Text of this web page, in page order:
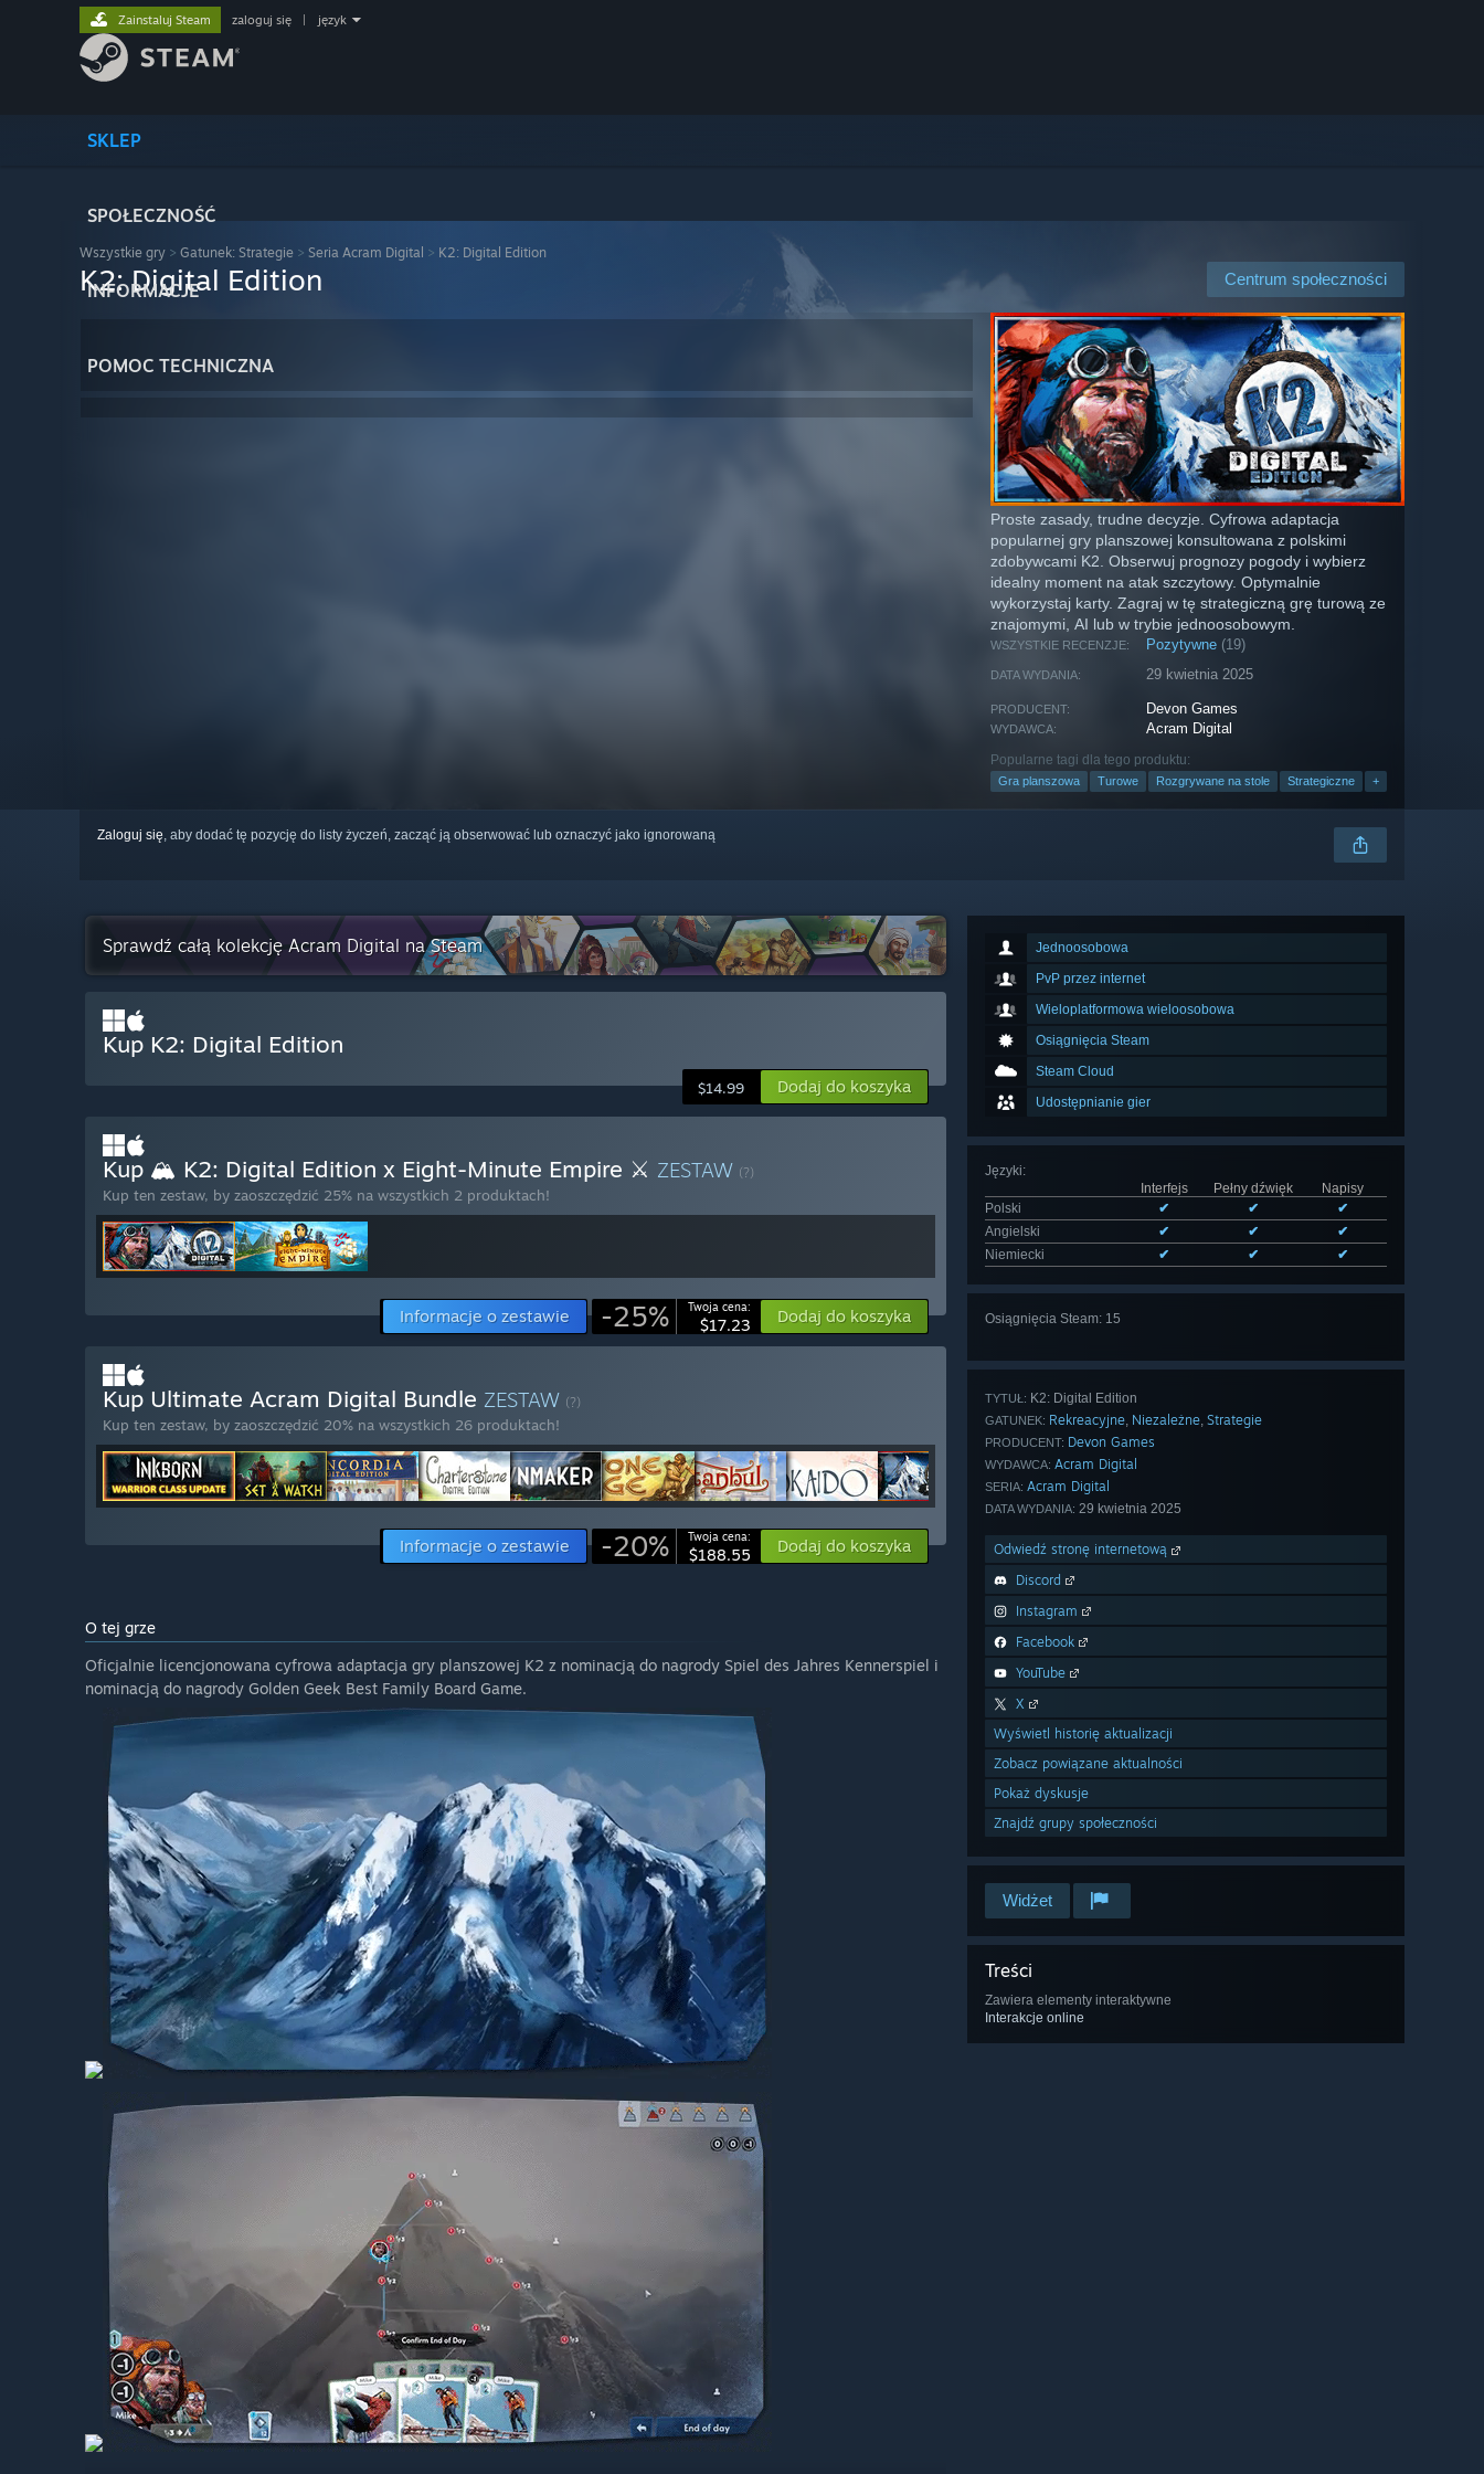
SKLEP
SPOŁECZNOŚĆ
INFORMACJE
POMOC TECHNICZNA
Zainstaluj Steam zaloguj się język
Wszystkie gry > Gatunek: Strategie > Seria Acram Digital > K2: Digital Edition
Centrum społeczności
K2: Digital Edition
Proste zasady, trudne decyzje. Cyfrowa adaptacja
popularnej gry planszowej konsultowana z polskimi
zdobywcami K2. Obserwuj prognozy pogody i wybierz
idealny moment na atak szczytowy. Optymalnie
wykorzystaj karty. Zagraj w tę strategiczną grę turową ze
znajomymi, AI lub w trybie jednoosobowym.
WSZYSTKIE RECENZJE: Pozytywne (19)
DATA WYDANIA: 29 kwietnia 2025
PRODUCENT: Devon Games
WYDAWCA: Acram Digital
Popularne tagi dla tego produktu:
Gra planszowa Turowe Rozgrywane na stole Strategiczne +
Zaloguj się, aby dodać tę pozycję do listy życzeń, zacząć ją obserwować lub oznaczyć jako ignorowaną
Jednoosobowa
PvP przez internet
Wieloplatformowa wieloosobowa
Osiągnięcia Steam
Steam Cloud
Udostępnianie gier
Języki:
Interfejs
Pełny dźwięk
Napisy
Polski
✔ ✔
✔
Angielski
✔ ✔
✔
Niemiecki
✔ ✔ ✔
Osiągnięcia Steam: 15
TYTUŁ: K2: Digital Edition
GATUNEK: Rekreacyjne, Niezależne, Strategie
PRODUCENT: Devon Games
WYDAWCA: Acram Digital
SERIA: Acram Digital
DATA WYDANIA: 29 kwietnia 2025
Odwiedź stronę internetową
Discord
Instagram
Facebook
YouTube
X
Wyświetl historię aktualizacji
Zobacz powiązane aktualności
Pokaż dyskusje
Znajdź grupy społeczności
Widżet
Treści
Zawiera elementy interaktywne
Interakcje online
Sprawdź całą kolekcję Acram Digital na Steam
Kup K2: Digital Edition
$14.99 Dodaj do koszyka
Kup 🏔️ K2: Digital Edition x Eight-Minute Empire ⚔ ZESTAW (?)
Kup ten zestaw, by zaoszczędzić 25% na wszystkich 2 produktach!
Informacje o zestawie -25% Twoja cena:
$17.23 Dodaj do koszyka
Kup Ultimate Acram Digital Bundle ZESTAW (?)
Kup ten zestaw, by zaoszczędzić 20% na wszystkich 26 produktach!
Informacje o zestawie -20% Twoja cena:
$188.55 Dodaj do koszyka
O tej grze
Oficjalnie licencjonowana cyfrowa adaptacja gry planszowej K2 z nominacją do nagrody Spiel des Jahres Kennerspiel i
nominacją do nagrody Golden Geek Best Family Board Game.